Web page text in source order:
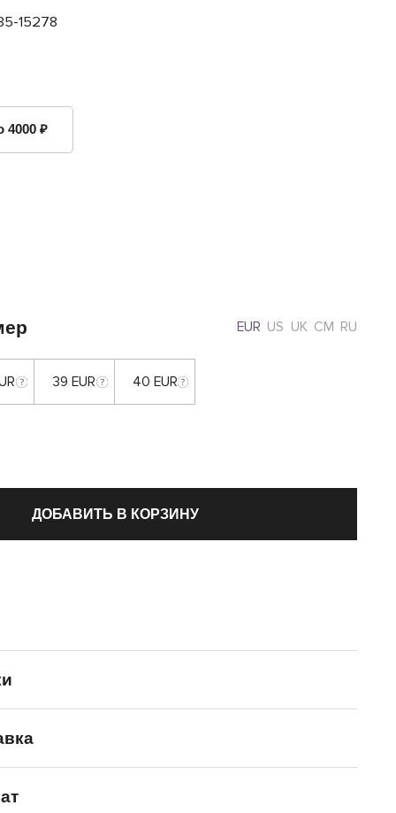
15278
4000 ₽
EUR US UK CM RU
39 EUR 40 EUR
ДОБАВИТЬ В КОРЗИНУ